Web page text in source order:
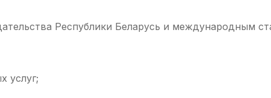
Республики Беларусь и международным
услуг;